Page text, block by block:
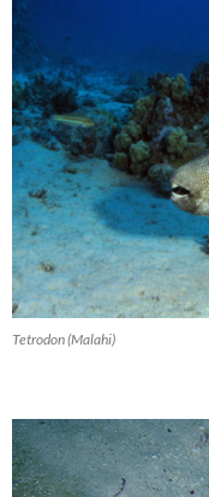
Tetrodon (Malahi)